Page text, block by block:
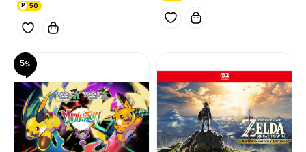
50
5